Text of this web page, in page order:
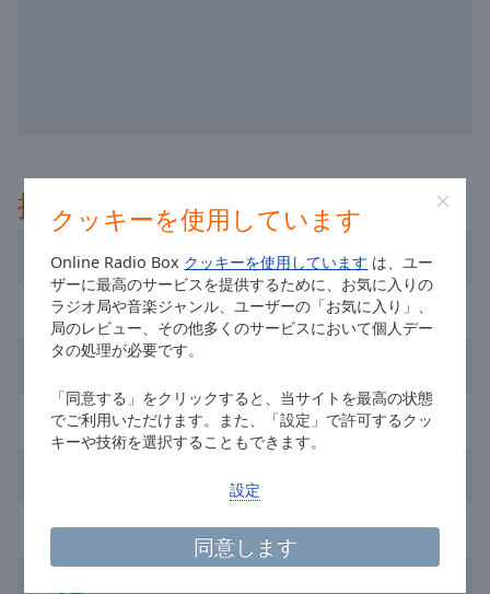
クッキーを使用しています
Online Radio Box クッキーを使用しています は、ユー
ザーに最高のサービスを提供するために、お気に入りの
ラジオ局や音楽ジャンル、ユーザーの「お気に入り」、
局のレビュー、その他多くのサービスにおいて個人デー
タの処理が必要です。
「同意する」をクリックすると、当サイトを最高の状態
でご利用いただけます。また、「設定」で許可するクッ
キーや技術を選択することもできます。
同意します
設定
Fullscreen
This
window.
window.
推奨
Sky Radio
NPO Radio 2
192 Radio
SLAM!
Radio Veronica